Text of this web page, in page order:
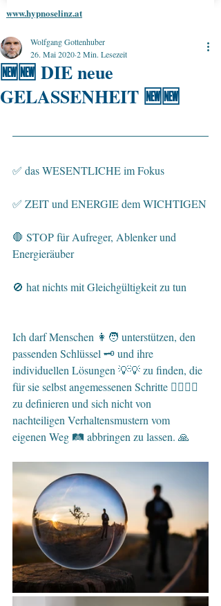
www.hypnoselinz.at
🆕🆕 DIE neue
GELASSENHEIT 🆕🆕
Wolfgang Gottenhuber
26. Mai 20202 Min. Lesezeit
✅ das WESENTLICHE im Fokus
✅ ZEIT und ENERGIE dem WICHTIGEN
🛑 STOP für Aufreger, Ablenker und
Energieräuber
🚫 hat nichts mit Gleichgültigkeit zu tun
Ich darf Menschen 👩🧑 unterstützen, den
passenden Schlüssel 🗝 und ihre
individuellen Lösungen 💡💡 zu finden, die
für sie selbst angemessenen Schritte 🚶‍♀️🚶‍♂️
zu definieren und sich nicht von
nachteiligen Verhaltensmustern vom
eigenen Weg 🛤 abbringen zu lassen. 🙏